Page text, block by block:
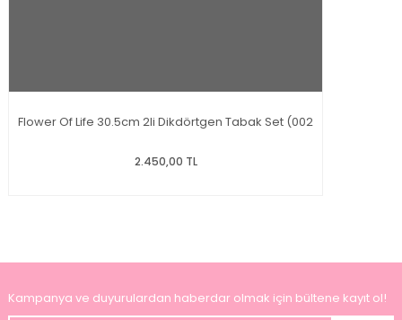
Flower Of Life 30.5cm 2li Dikdörtgen Tabak Set (002
2.450,00 TL
Kampanya ve duyurulardan haberdar olmak için bültene kayıt ol!